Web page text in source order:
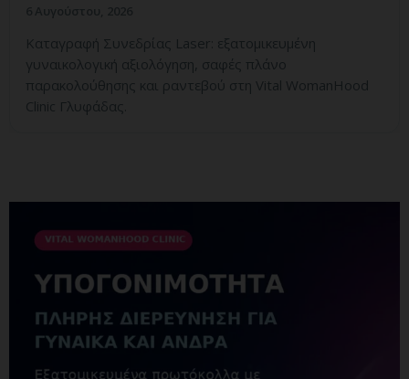
Καταγραφή Συνεδρίας Laser: εξατομικευμένη
γυναικολογική αξιολόγηση, σαφές πλάνο
παρακολούθησης και ραντεβού στη Vital WomanHood
Clinic Γλυφάδας.